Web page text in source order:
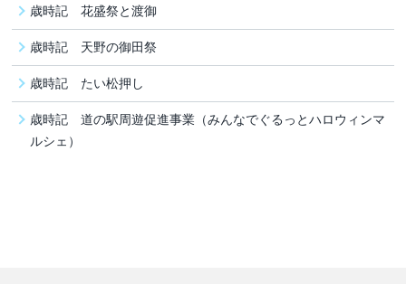
歳時記 花盛祭と渡御
歳時記 天野の御田祭
歳時記 たい松押し
歳時記 道の駅周遊促進事業（みんなでぐるっとハロウィンマ
ルシェ）